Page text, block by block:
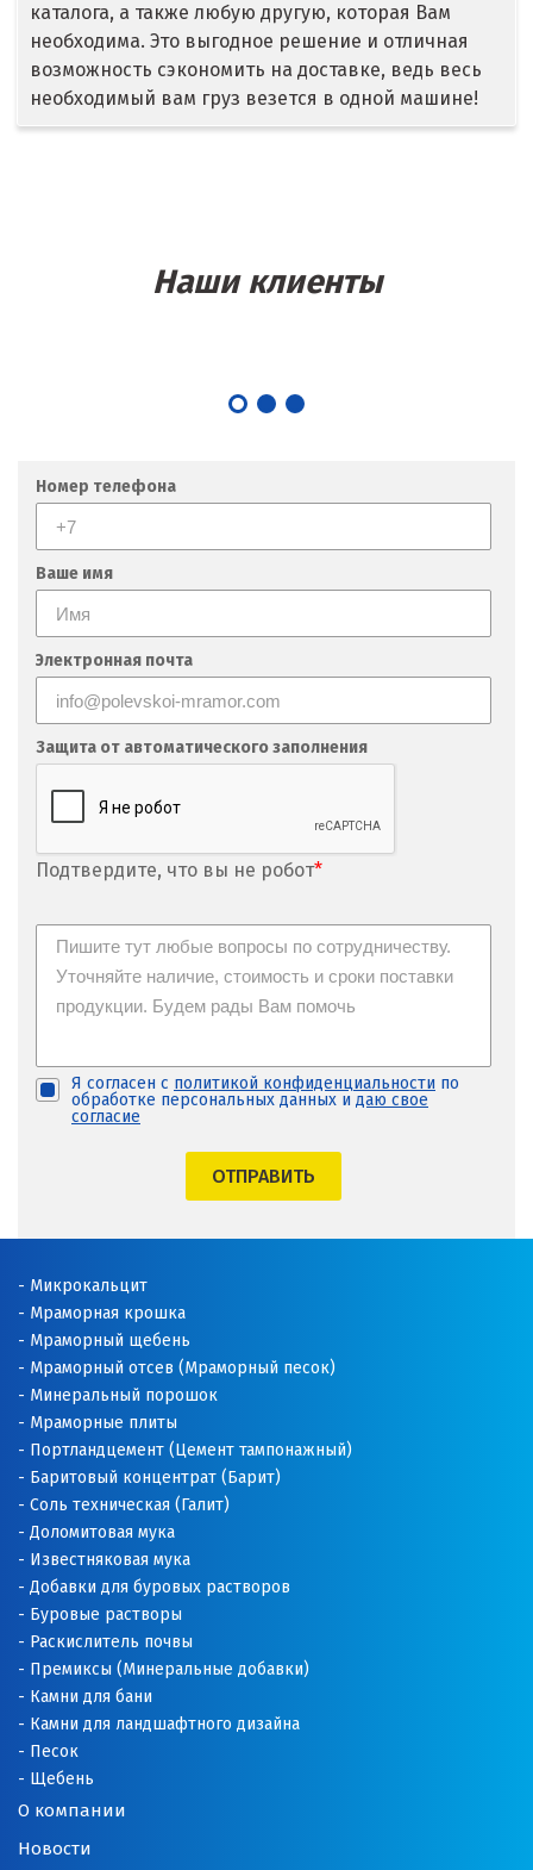
Дегтярск
Дмитров
Еленинка
Ж
Жуковский
И
Иваново
Ивантеевка
Ижевск
Ирбит
Иркутск
Ишим
Казань
Калининград
Каменск-Уральский
Камышево
Камышлов
Караганда
Качканар
Кемерово
Кировград
Клин
Когалым
Коелга
Коломна
Королёв
каталога, а также любую другую, которая Вам
необходима. Это выгодное решение и отличная
возможность сэкономить на доставке, ведь весь
необходимый вам груз везется в одной машине!
Наши клиенты
Номер телефона
Ваше имя
Электронная почта
Защита от автоматического заполнения
Подтвердите, что вы не робот*
Я согласен с политикой конфиденциальности по
обработке персональных данных и даю свое
согласие
ОТПРАВИТЬ
О компании
Новости
Микрокальцит
Мраморная крошка
Мраморный щебень
Мраморный отсев (Мраморный песок)
Минеральный порошок
Мраморные плиты
Портландцемент (Цемент тампонажный)
Баритовый концентрат (Барит)
Соль техническая (Галит)
Доломитовая мука
Известняковая мука
Добавки для буровых растворов
Буровые растворы
Раскислитель почвы
Премиксы (Минеральные добавки)
Камни для бани
Камни для ландшафтного дизайна
Песок
Щебень